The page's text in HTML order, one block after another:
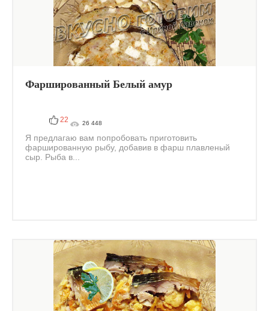
Фаршированный Белый амур
22 26 448
Я предлагаю вам попробовать приготовить
фаршированную рыбу, добавив в фарш плавленый
сыр. Рыба в...